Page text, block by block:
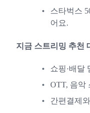
스타벅스
어요.
지금 스트리밍 추천
쇼핑·배달
OTT, 음악
간편결제